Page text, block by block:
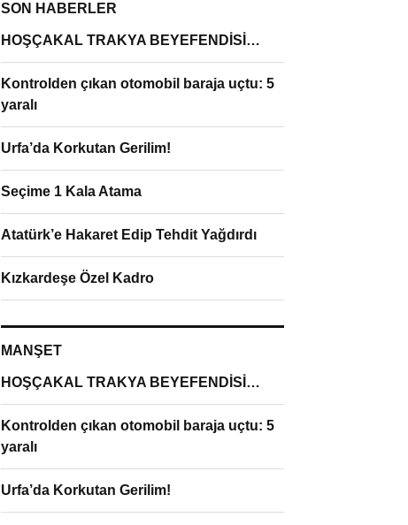
SON HABERLER
HOŞÇAKAL TRAKYA BEYEFENDİSİ…
Kontrolden çıkan otomobil baraja uçtu: 5
yaralı
Urfa’da Korkutan Gerilim!
Seçime 1 Kala Atama
Atatürk’e Hakaret Edip Tehdit Yağdırdı
Kızkardeşe Özel Kadro
MANŞET
HOŞÇAKAL TRAKYA BEYEFENDİSİ…
Kontrolden çıkan otomobil baraja uçtu: 5
yaralı
Urfa’da Korkutan Gerilim!